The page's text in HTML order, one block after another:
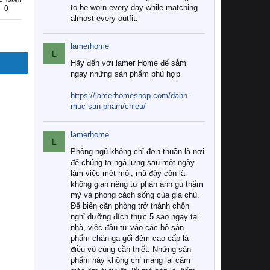
0
to be worn every day while matching
almost every outfit.
L
lamerhome
Hãy đến với lamer Home để sắm
ngay những sản phẩm phù hợp
https://lamerhomeshop.com/danh-
muc-san-pham/chieu/
L
lamerhome
Phòng ngủ không chỉ đơn thuần là nơi
để chúng ta ngả lưng sau một ngày
làm việc mệt mỏi, mà đây còn là
không gian riêng tư phản ánh gu thẩm
mỹ và phong cách sống của gia chủ.
Để biến căn phòng trở thành chốn
nghỉ dưỡng đích thực 5 sao ngay tại
nhà, việc đầu tư vào các bộ sản
phẩm chăn ga gối đệm cao cấp là
điều vô cùng cần thiết. Những sản
phẩm này không chỉ mang lại cảm